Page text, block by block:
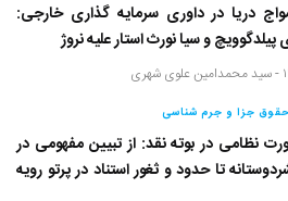
دریا در داوری سرمایه گذاری خارجی:
پیلدگوویچ و سیا نورث استار علیه نروژ
سید محمدامین علوی شهری
جزا و جرم شناسی
نظامی در بوته نقد: از تبیین مفهومی در
تا حدود و ثغور استناد در پرتو رویه